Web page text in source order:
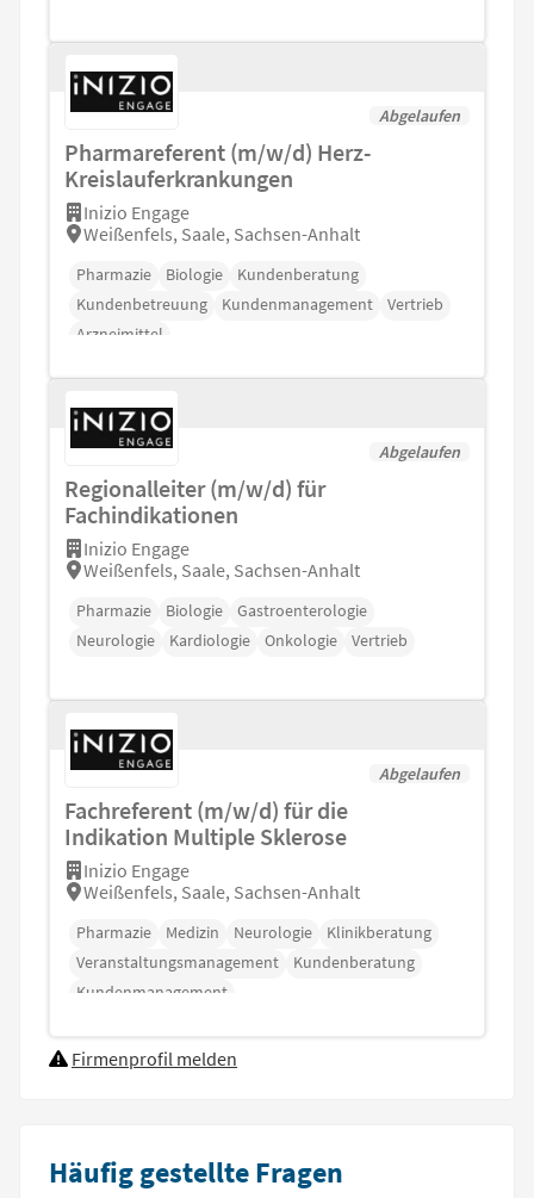
Abgelaufen
Pharmareferent (m/w/d) Herz-
Kreislauferkrankungen
Inizio Engage
Weißenfels, Saale, Sachsen-Anhalt
Pharmazie Biologie
Kundenberatung
Kundenbetreuung
Kundenmanagement
Vertrieb
Arzneimittel
Abgelaufen
Regionalleiter (m/w/d) für
Fachindikationen
Inizio Engage
Weißenfels, Saale, Sachsen-Anhalt
Pharmazie Biologie
Gastroenterologie
Neurologie
Kardiologie Onkologie Vertrieb
Abgelaufen
Fachreferent (m/w/d) für die
Indikation Multiple Sklerose
Inizio Engage
Weißenfels, Saale, Sachsen-Anhalt
Pharmazie Medizin Neurologie
Klinikberatung
Veranstaltungsmanagement
Kundenberatung
Kundenmanagement
Firmenprofil melden
Häufig gestellte Fragen